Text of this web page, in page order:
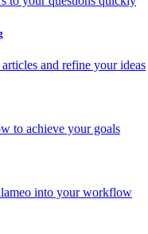
and refine your ideas
to achieve your goals
into your workflow